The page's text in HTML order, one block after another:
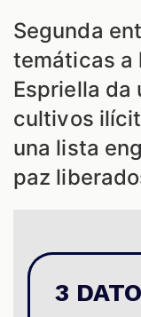
Segunda
temáticas a
Espriella da
cultivos
una lista
paz
3